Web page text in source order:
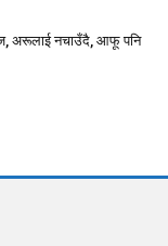
अरूलाई नचाउँदै, आफू पनि